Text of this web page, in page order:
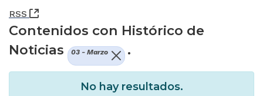
RSS (Abre una nueva ventana)
Contenidos con Histórico de
Noticias
03 - Marzo .
No hay resultados.